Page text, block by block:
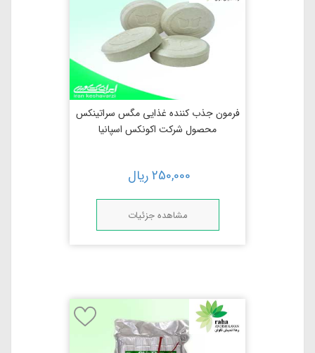
فرمون جذب کننده غذایی مگس سراتینکس
محصول شرکت اکونکس اسپانیا
250,000ریال
مشاهده جزئیات